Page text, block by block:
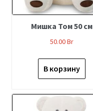
Мишка Том 50 см
50.00Br
В корзину